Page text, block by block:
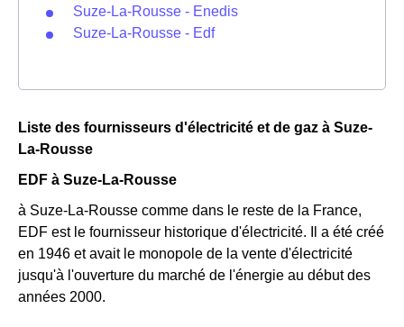
Suze-La-Rousse - Enedis
Suze-La-Rousse - Edf
Liste des fournisseurs d'électricité et de gaz à Suze-
La-Rousse
EDF à Suze-La-Rousse
à Suze-La-Rousse comme dans le reste de la France,
EDF est le fournisseur historique d'électricité. Il a été créé
en 1946 et avait le monopole de la vente d'électricité
jusqu'à l'ouverture du marché de l'énergie au début des
années 2000.